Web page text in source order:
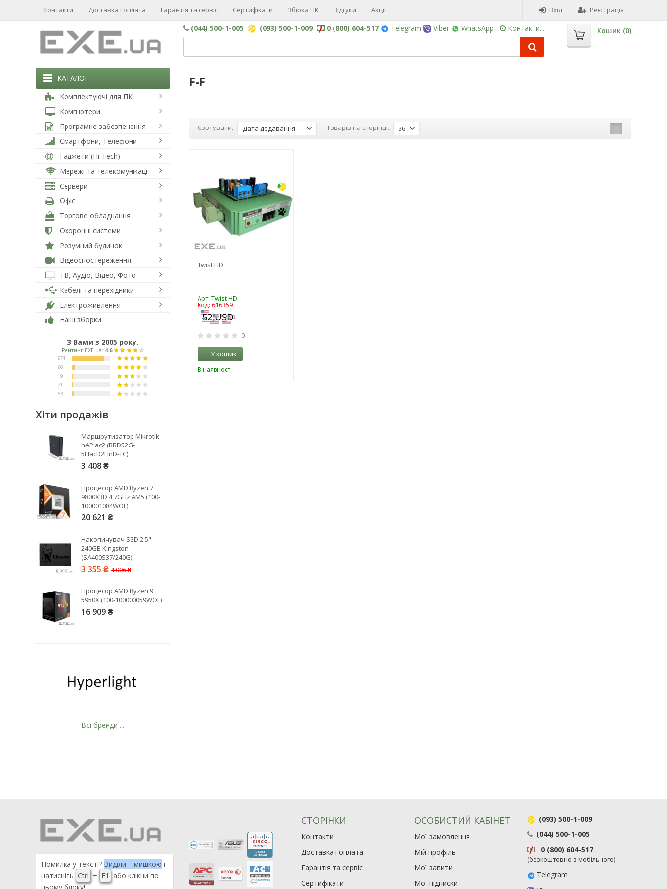
Контакти Доставка і оплата Гарантія та сервіс Сертифікати Збірка ПК Відгуки Акції Вхід Реєстрація
(044) 500-1-005 (093) 500-1-009 0 (800) 604-517 Telegram Viber WhatsApp Контакти... Кошик (0)
КАТАЛОГ F-F
Сортувати: Дата додавання Товарів на сторінці: 36
Twist HD
Арт: Twist HD
Код: 616359
0
У кошик
В наявності
Комплектуючі для ПК
Комп'ютери
Програмне забезпечення
Смартфони, Телефони
Гаджети (Hi-Tech)
Мережі та телекомунікації
Сервери
Офіс
Торгове обладнання
Охоронні системи
Розумний будинок
Відеоспостереження
ТВ, Аудіо, Відео, Фото
Кабелі та перехідники
Електроживлення
Наші зборки
З Вами з 2005 року.
Рейтинг EXE.ua:
90
19
21
Хіти продажів
Маршрутизатор Mikrotik
hAP ac2 (RBD52G-
5HacD2HnD-TC)
3 408 ₴
Процесор AMD Ryzen 7
9800X3D 4.7GHz AM5 (100-
100001084WOF)
20 621 ₴
Накопичувач SSD 2.5"
240GB Kingston
(SA400S37/240G)
3 355 ₴ 4 006 ₴
Процесор AMD Ryzen 9
5950X (100-100000059WOF)
16 909 ₴
Всі бренди ...
Помилка у тексті? Виділи її мишкою і
натисніть Ctrl + F1
або клікни по
цьому блоку!
СТОРІНКИ
Контакти
Доставка і оплата
Гарантія та сервіс
Сертифікати
ОСОБИСТИЙ КАБІНЕТ
Мої замовлення
Мій профіль
Мої запити
Мої підписки
(093) 500-1-009
(044) 500-1-005
0 (800) 604-517
(безкоштовно з мобільного)
Telegram